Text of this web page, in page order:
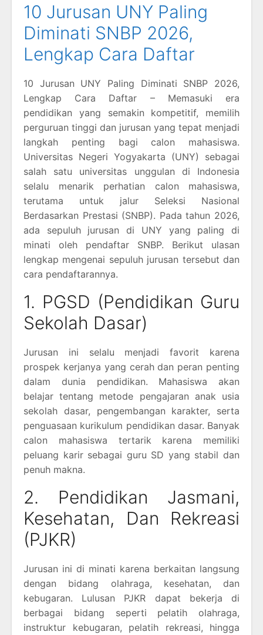
10 Jurusan UNY Paling
Diminati SNBP 2026,
Lengkap Cara Daftar
10 Jurusan UNY Paling Diminati SNBP 2026,
Lengkap Cara Daftar – Memasuki era
pendidikan yang semakin kompetitif, memilih
perguruan tinggi dan jurusan yang tepat menjadi
langkah penting bagi calon mahasiswa.
Universitas Negeri Yogyakarta (UNY) sebagai
salah satu universitas unggulan di Indonesia
selalu menarik perhatian calon mahasiswa,
terutama untuk jalur Seleksi Nasional
Berdasarkan Prestasi (SNBP). Pada tahun 2026,
ada sepuluh jurusan di UNY yang paling di
minati oleh pendaftar SNBP. Berikut ulasan
lengkap mengenai sepuluh jurusan tersebut dan
cara pendaftarannya.
1. PGSD (Pendidikan Guru
Sekolah Dasar)
Jurusan ini selalu menjadi favorit karena
prospek kerjanya yang cerah dan peran penting
dalam dunia pendidikan. Mahasiswa akan
belajar tentang metode pengajaran anak usia
sekolah dasar, pengembangan karakter, serta
penguasaan kurikulum pendidikan dasar. Banyak
calon mahasiswa tertarik karena memiliki
peluang karir sebagai guru SD yang stabil dan
penuh makna.
2. Pendidikan Jasmani,
Kesehatan, Dan Rekreasi
(PJKR)
Jurusan ini di minati karena berkaitan langsung
dengan bidang olahraga, kesehatan, dan
kebugaran. Lulusan PJKR dapat bekerja di
berbagai bidang seperti pelatih olahraga,
instruktur kebugaran, pelatih rekreasi, hingga